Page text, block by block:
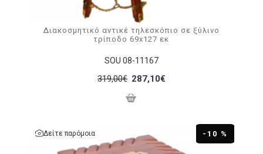
SOU 08-11167
Διακοσμητικό αντικέ τηλεσκόπιο σε ξύλινο
τρίποδο 69x127 εκ
319,00€ 287,10€
-10 %
Δείτε παρόμοια